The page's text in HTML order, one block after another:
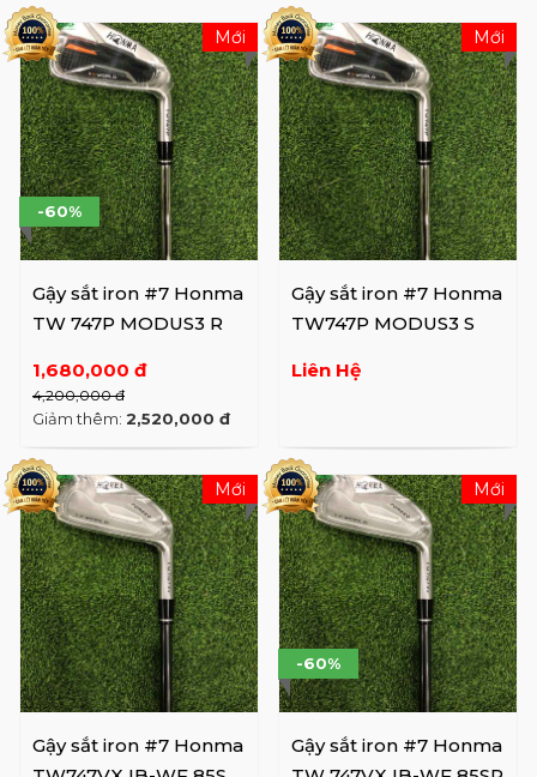
Gậy sắt iron #7 Honma
TW 747P MODUS3 R
1,680,000 đ
4,200,000 đ
-60%
Giảm thêm: 2,520,000 đ
Mới
Gậy sắt iron #7 Honma
TW747P MODUS3 S
Liên Hệ
Mới
Gậy sắt iron #7 Honma
Mới
Gậy sắt iron #7 Honma
-60%
Mới